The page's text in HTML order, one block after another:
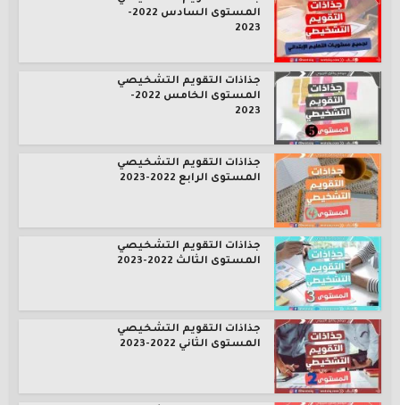
المستوى السادس 2022-
2023
جذاذات التقويم التشخيصي
المستوى الخامس 2022-
2023
جذاذات التقويم التشخيصي
المستوى الرابع 2022-2023
جذاذات التقويم التشخيصي
المستوى الثالث 2022-2023
جذاذات التقويم التشخيصي
المستوى الثاني 2022-2023